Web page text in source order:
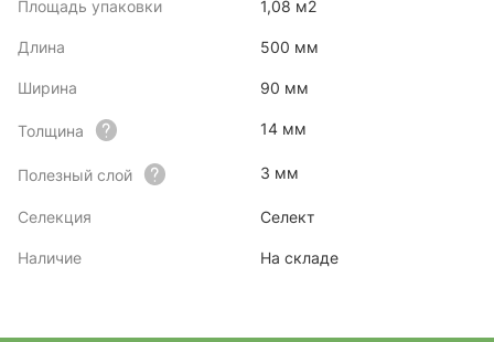
Площадь упаковки 1,08 м2
Длина 500 мм
Ширина 90 мм
Толщина 14 мм
Полезный слой 3 мм
Селекция Селект
Наличие На складе